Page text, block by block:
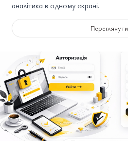
аналітика в одному екрані.
Переглянути